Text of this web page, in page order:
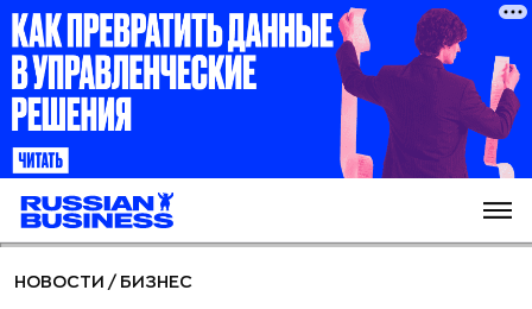
НОВОСТИ / БИЗНЕС